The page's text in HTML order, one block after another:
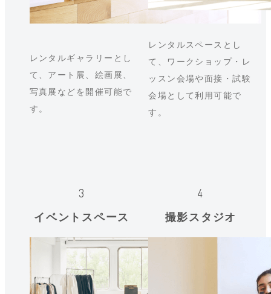
レンタルギャラリーとし
て、アート展、絵画展、
写真展などを開催可能で
す。
レンタルスペースとし
て、ワークショップ・レ
ッスン会場や面接・試験
会場として利用可能で
す。
イベントスペース 撮影スタジオ